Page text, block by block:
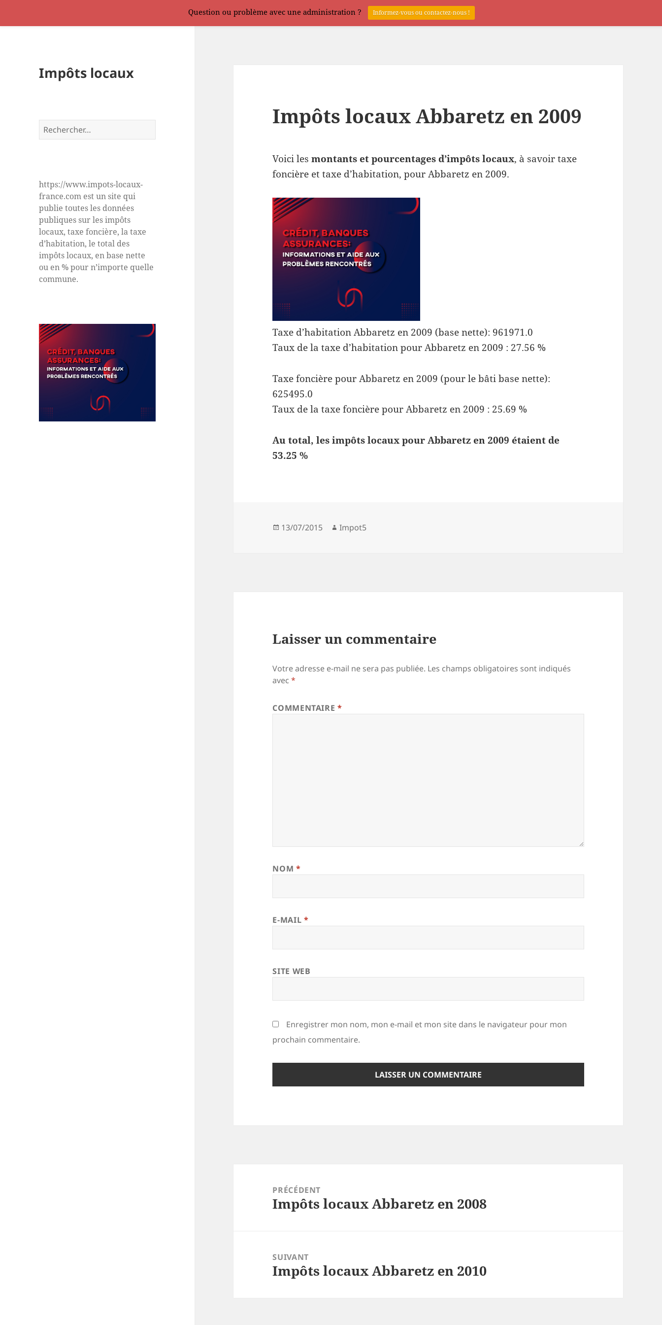
Impôts locaux
Rechercher :
https://www.impots-locaux-
france.com est un site qui
publie toutes les données
publiques sur les impôts
locaux, taxe foncière, la taxe
d’habitation, le total des
impôts locaux, en base nette
ou en % pour n’importe quelle
commune.
Impôts locaux Abbaretz en 2009
Voici lesmontants et pourcentages d’impôts locaux, à savoir taxe
foncière et taxe d’habitation, pour Abbaretz en 2009.
Taxe d’habitation Abbaretz en 2009 (base nette): 961971.0
Taux de la taxe d’habitation pour Abbaretz en 2009 : 27.56 %
Taxe foncière pour Abbaretz en 2009 (pour le bâti base nette):
625495.0
Taux de la taxe foncière pour Abbaretz en 2009 : 25.69 %
Au total, les impôts locaux pour Abbaretz en 2009 étaient de
53.25 %
Publié
13/07/2015 Auteur
Impot5
Laisser un commentaire
Votre adresse e-mail ne sera pas publiée. Les champs obligatoires sont indiqués
avec*
COMMENTAIRE*
NOM *
E-MAIL *
SITE WEB
Enregistrer mon nom, mon e-mail et mon site dans le navigateur pour mon
prochain commentaire.
PRÉCÉDENT
Article
Impôts locaux Abbaretz en 2008
SUIVANT
Article
Impôts locaux Abbaretz en 2010
Question ou problème avec une administration ? Informez-vous ou contactez-nous !